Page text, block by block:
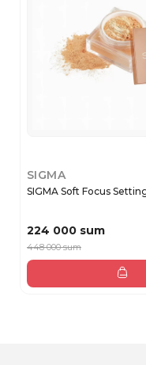
SIGMA
SIGMA Soft Focus
224 000 sum
448 000 sum